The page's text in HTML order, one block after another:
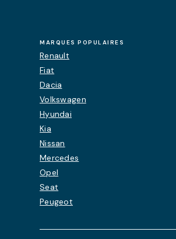
MARQUES POPULAIRES
Renault
Fiat
Dacia
Volkswagen
Hyundai
Kia
Nissan
Mercedes
Opel
Seat
Peugeot